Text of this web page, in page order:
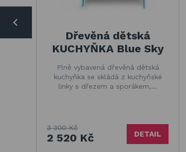
Dřevěná dětská
KUCHYŇKA Blue Sky
Plně vybavená dřevěná dětská
kuchyňka se skládá z kuchyňské
linky s dřezem a sporákem,…
3 300 Kč
2 520 Kč DETAIL